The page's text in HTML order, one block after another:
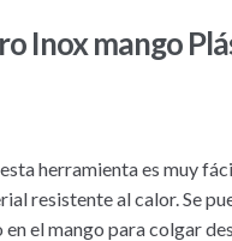
Inox mango
herramienta es muy
resistente al calor. Se
el mango para colgar